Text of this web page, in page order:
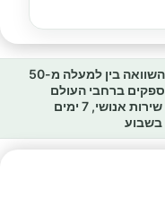
השוואה בין למעלה מ-50
ספקים ברחבי העולם
שירות אנושי, 7 ימים
בשבוע